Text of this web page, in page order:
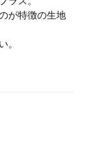
が特徴の生地
。